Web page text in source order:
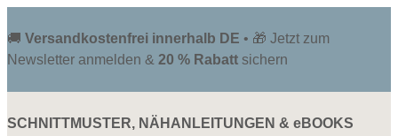
🚚 Versandkostenfrei innerhalb DE • 🎁 Jetzt zum
Newsletter anmelden & 20 % Rabatt sichern
SCHNITTMUSTER, NÄHANLEITUNGEN & eBOOKS